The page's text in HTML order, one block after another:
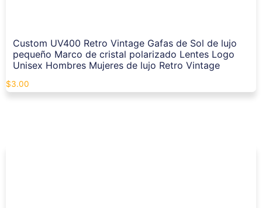
Custom UV400 Retro Vintage Gafas de Sol de lujo
pequeño Marco de cristal polarizado Lentes Logo
Unisex Hombres Mujeres de lujo Retro Vintage
$3.00